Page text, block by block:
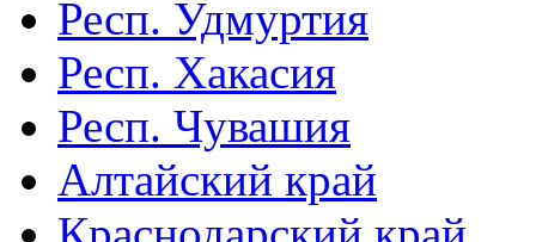
Респ. Удмуртия
Респ. Хакасия
Респ. Чувашия
Алтайский край